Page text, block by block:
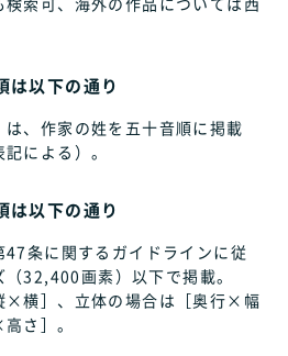
は以下の通り
は、作家の姓を五十音順に掲載
による）。
は以下の通り
条に関するガイドラインに従
32,400画素）以下で掲載。
×横］、立体の場合は［奥行×幅
さ］。